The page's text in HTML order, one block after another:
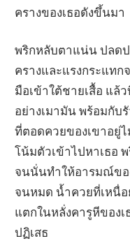
ครางของเธอดังขึ้นมา
พริกหลับตาแน่น ปลด
ครางและแรงกระแทก
มือเข้าใต้ชายเสื้อ แล้
อย่างเมามัน พร้อมกับ
ที่ตอดควยของเขาอยู่
โน้มตัวเข้าไปหาเธอ
จนนั่นทำให้อารมณ์ขอ
จนหมด น้ำควยที่เหนื่
แตกในหลั่งคารูหีของ
ปฏิเสธ